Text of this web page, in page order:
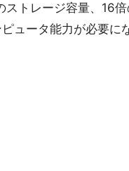
ストレージ容量、16
ュータ能力が必要に